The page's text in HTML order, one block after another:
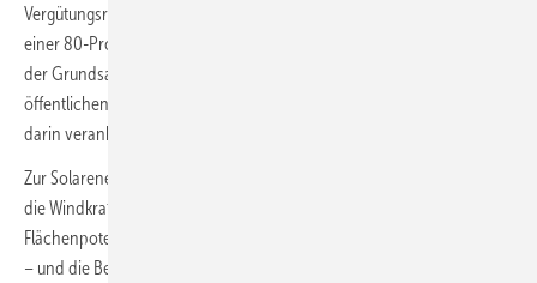
Vergütungsrechte neuer Grünstromprojekte erhöhen, um das Ziel
einer 80-Prozent-Grünstromversorgung bis 2030 zu erreichen. Auch
der Grundsatz, dass Erneuerbaren-Ausbau im „überragenden
öffentlichen Interesse ist und der öffentlichen Sicherheit dient“, soll
darin verankert sein.
Zur Solarenergie kündigte er ein Solarbeschleunigungspaket an. Für
die Windkraft legte er fest, dass die Regierung „kurzfristige
Flächenpotenziale für Wind an Land“ ermitteln und ausweisen werde
– und die Beschleunigung des Windenergieausbaus an Land durch